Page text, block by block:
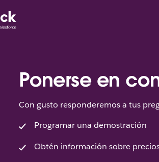
Ponerse en
Con gusto responderemos a tus
Programar una demostración
Obtén información sobre